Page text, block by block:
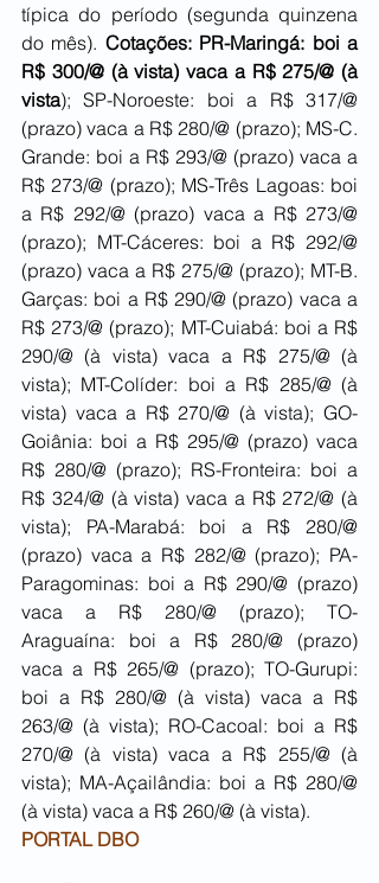
típica do período (segunda quinzena
do mês). Cotações: PR-Maringá: boi a
R$ 300/@ (à vista) vaca a R$ 275/@ (à
vista); SP-Noroeste: boi a R$ 317/@
(prazo) vaca a R$ 280/@ (prazo); MS-C.
Grande: boi a R$ 293/@ (prazo) vaca a
R$ 273/@ (prazo); MS-Três Lagoas: boi
a R$ 292/@ (prazo) vaca a R$ 273/@
(prazo); MT-Cáceres: boi a R$ 292/@
(prazo) vaca a R$ 275/@ (prazo); MT-B.
Garças: boi a R$ 290/@ (prazo) vaca a
R$ 273/@ (prazo); MT-Cuiabá: boi a R$
290/@ (à vista) vaca a R$ 275/@ (à
vista); MT-Colíder: boi a R$ 285/@ (à
vista) vaca a R$ 270/@ (à vista); GO-
Goiânia: boi a R$ 295/@ (prazo) vaca
R$ 280/@ (prazo); RS-Fronteira: boi a
R$ 324/@ (à vista) vaca a R$ 272/@ (à
vista); PA-Marabá: boi a R$ 280/@
(prazo) vaca a R$ 282/@ (prazo); PA-
Paragominas: boi a R$ 290/@ (prazo)
vaca a R$ 280/@ (prazo); TO-
Araguaína: boi a R$ 280/@ (prazo)
vaca a R$ 265/@ (prazo); TO-Gurupi:
boi a R$ 280/@ (à vista) vaca a R$
263/@ (à vista); RO-Cacoal: boi a R$
270/@ (à vista) vaca a R$ 255/@ (à
vista); MA-Açailândia: boi a R$ 280/@
(à vista) vaca a R$ 260/@ (à vista).
PORTAL DBO